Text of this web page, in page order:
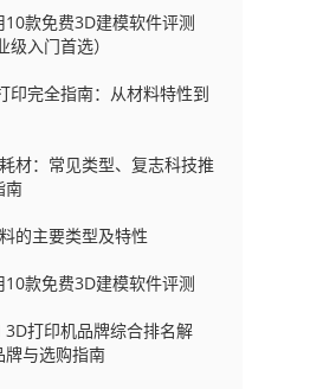
10款免费3D建模软件评测
级入门首选）
印完全指南：从材料特性到
材：常见类型、复志科技推
南
的主要类型及特性
10款免费3D建模软件评测
打印机品牌综合排名解
牌与选购指南